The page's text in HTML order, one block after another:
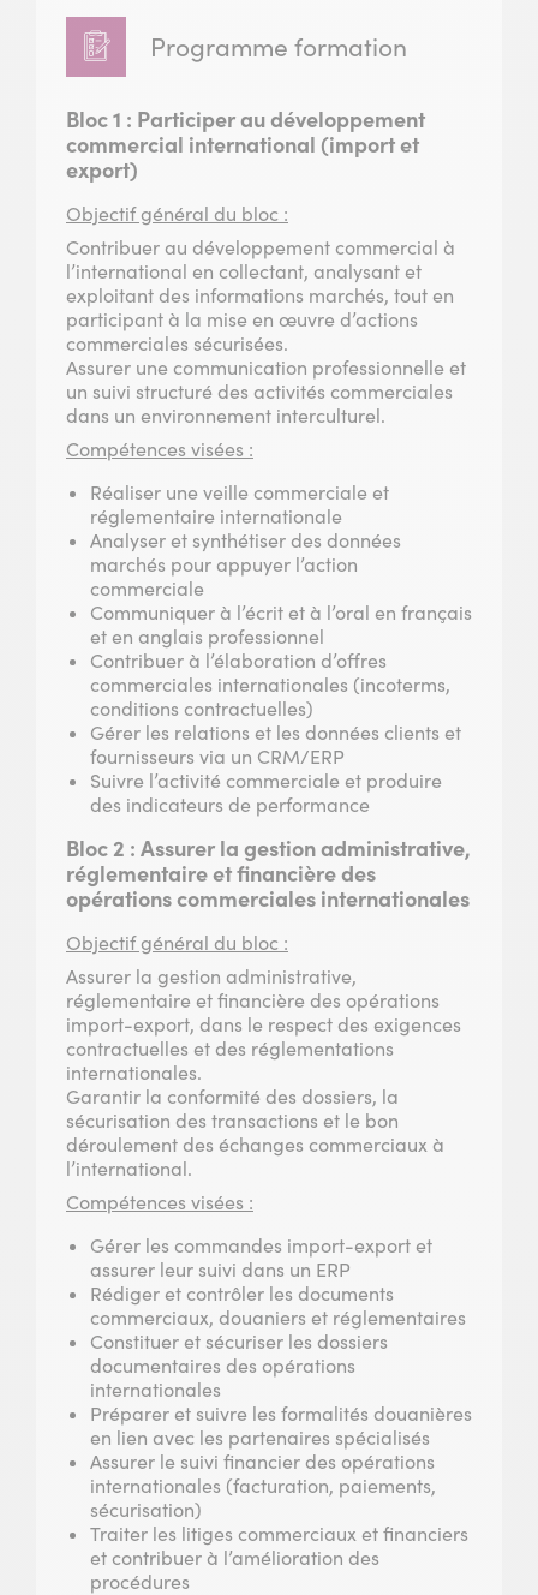
Programme formation
Bloc 1 : Participer au développement
commercial international (import et
export)
Objectif général du bloc :
Contribuer au développement commercial à
l’international en collectant, analysant et
exploitant des informations marchés, tout en
participant à la mise en œuvre d’actions
commerciales sécurisées.
Assurer une communication professionnelle et
un suivi structuré des activités commerciales
dans un environnement interculturel.
Compétences visées :
Réaliser une veille commerciale et
réglementaire internationale
Analyser et synthétiser des données
marchés pour appuyer l’action
commerciale
Communiquer à l’écrit et à l’oral en français
et en anglais professionnel
Contribuer à l’élaboration d’offres
commerciales internationales (incoterms,
conditions contractuelles)
Gérer les relations et les données clients et
fournisseurs via un CRM/ERP
Suivre l’activité commerciale et produire
des indicateurs de performance
Bloc 2 : Assurer la gestion administrative,
réglementaire et financière des
opérations commerciales internationales
Objectif général du bloc :
Assurer la gestion administrative,
réglementaire et financière des opérations
import-export, dans le respect des exigences
contractuelles et des réglementations
internationales.
Garantir la conformité des dossiers, la
sécurisation des transactions et le bon
déroulement des échanges commerciaux à
l’international.
Compétences visées :
Gérer les commandes import-export et
assurer leur suivi dans un ERP
Rédiger et contrôler les documents
commerciaux, douaniers et réglementaires
Constituer et sécuriser les dossiers
documentaires des opérations
internationales
Préparer et suivre les formalités douanières
en lien avec les partenaires spécialisés
Assurer le suivi financier des opérations
internationales (facturation, paiements,
sécurisation)
Traiter les litiges commerciaux et financiers
et contribuer à l’amélioration des
procédures